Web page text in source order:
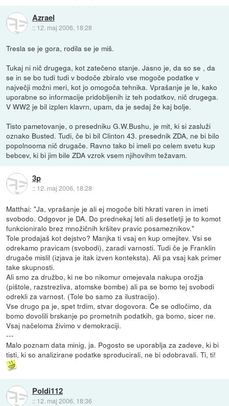
Azrael
:: 12. maj 2006, 18:28
Tresla se je gora, rodila se je miš.
Tukaj ni nič drugega, kot zatečeno stanje. Jasno je, da so se , da
se in se bo tudi tudi v bodoče zbiralo vse mogoče podatke v
največji možni meri, kot jo omogoča tehnika. Vprašanje je le, kako
uporabne so informacije pridobljenih iz teh podatkov, nič drugega.
V WW2 je bil izplen klavrn, upam, da je sedaj že kaj bolje.
Tisto pametovanje, o presedniku G.W.Bushu, je mit, ki si zasluži
oznako Busted. Tudi, če bi bil Clinton 43. presednik ZDA, ne bi bilo
popolnooma nič drugače. Ravno tako bi imeli po celem svetu kup
bebcev, ki bi jim bile ZDA vzrok vsem njihovihm težavam.
3p
:: 12. maj 2006, 18:28
Matthai: "Ja, vprašanje je ali ej mogoče biti hkrati varen in imeti
svobodo. Odgovor je DA. Do prednekaj leti ali desetletji je to komot
funkcioniralo brez množičnih kršitev pravic posameznikov."
Tole prodajaš kot dejstvo? Manjka ti vsaj en kup omejitev. Vsi se
odrekamo pravicam (svobodi), zaradi varnosti. Tudi če je Franklin
drugače mislil (izjava je itak izven konteksta). Ali pa vsaj kak primer
take skupnosti.
Ali smo za družbo, ki ne bo nikomur omejevala nakupa orožja
(pištole, razstrezliva, atomske bombe) ali pa se bomo tej svobodi
odrekli za varnost. (Tole bo samo za ilustracijo).
Vse drugo pa je, spet trdim, stvar dogovora. Če se odločimo, da
bomo dovolili brskanje po prometnih podatkih, ga bomo, sicer ne.
Vsaj načeloma živimo v demokraciji.
---
Malo poznam data minig, ja. Pogosto se uporablja za zadeve, ki bi
tisti, ki so analizirane podatke sproducirali, ne bi odobravali. Ti, ti!
Poldi112
:: 12. maj 2006, 18:36